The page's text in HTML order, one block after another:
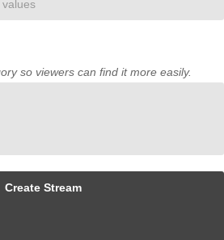
so viewers can find it more easily.
Create Stream